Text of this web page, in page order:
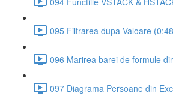
095 Filtrarea dupa Valoare
096 Marirea barei de formule
097 Diagrama Persoane din